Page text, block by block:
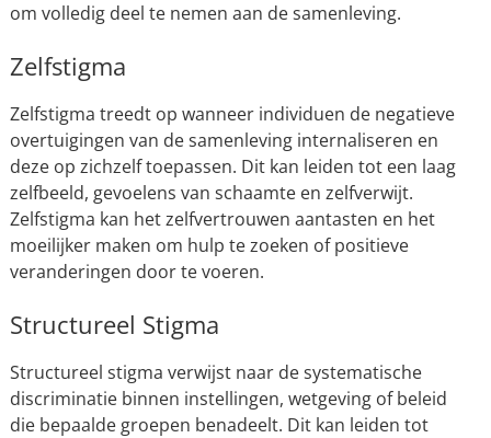
om volledig deel te nemen aan de samenleving.
Zelfstigma
Zelfstigma treedt op wanneer individuen de negatieve
overtuigingen van de samenleving internaliseren en
deze op zichzelf toepassen. Dit kan leiden tot een laag
zelfbeeld, gevoelens van schaamte en zelfverwijt.
Zelfstigma kan het zelfvertrouwen aantasten en het
moeilijker maken om hulp te zoeken of positieve
veranderingen door te voeren.
Structureel Stigma
Structureel stigma verwijst naar de systematische
discriminatie binnen instellingen, wetgeving of beleid
die bepaalde groepen benadeelt. Dit kan leiden tot